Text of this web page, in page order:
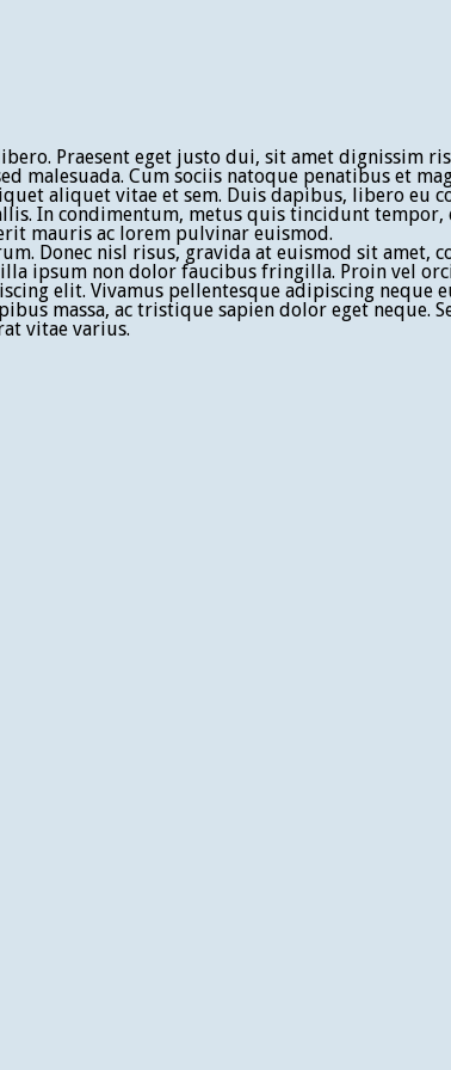
Praesent eget justo dui, sit amet dignissim
malesuada. Cum sociis natoque penatibus et
aliquet vitae et sem. Duis dapibus, libero eu
In condimentum, metus quis tincidunt
mauris ac lorem pulvinar euismod.
Donec nisl risus, gravida at euismod sit amet,
ipsum non dolor faucibus fringilla. Proin vel
elit. Vivamus pellentesque adipiscing neque
massa, ac tristique sapien dolor eget neque.
vitae varius.